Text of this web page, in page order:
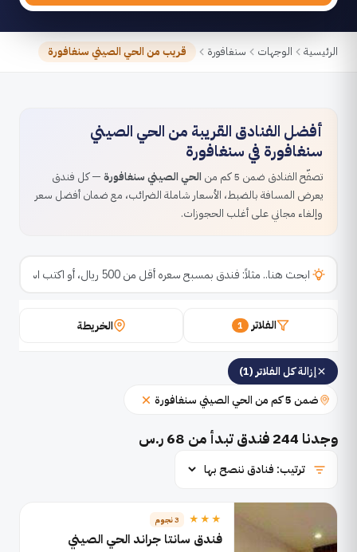
الرئيسية الوجهات سنغافورة قريب من الحي الصيني سنغافورة
أفضل الفنادق القريبة من الحي الصيني
سنغافورة في سنغافورة
تصفّح الفنادق ضمن 5 كم من الحي الصيني سنغافورة— كل فندق
يعرض المسافة بالضبط، الأسعار شاملة الضرائب، مع ضمان أفضل سعر
وإلغاء مجاني على أغلب الحجوزات.
الفلاتر 1 الخريطة
إزالة كل الفلاتر (1)
ضمن 5 كم من الحي الصيني سنغافورة
وجدنا 244فندق تبدأ من 68 ر.س
★★★ 3 نجوم
فندق سانتا جراند الحي الصيني